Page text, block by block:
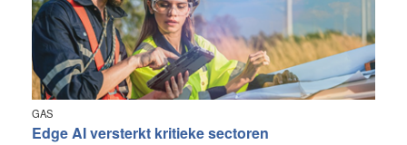
GAS
Edge AI versterkt kritieke sectoren